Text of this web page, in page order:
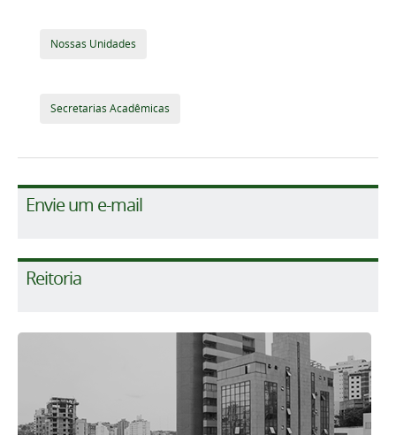
Nossas Unidades
Secretarias Acadêmicas
Envie um e-mail
Reitoria